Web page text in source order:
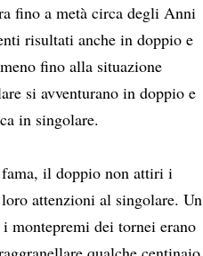
fino a metà circa degli Anni
risultati anche in doppio e
fino alla situazione
si avventurano in doppio e
in singolare.
fama, il doppio non attiri i
attenzioni al singolare. Un
montepremi dei tornei erano